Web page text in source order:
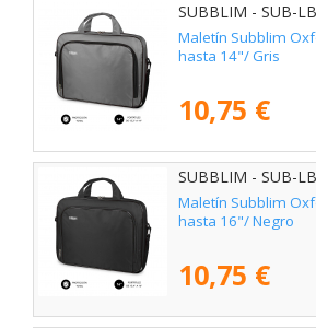
SUBBLIM - SUB-
Maletín Subblim
hasta 14"/ Gris
10,75 €
SUBBLIM - SUB-
Maletín Subblim
hasta 16"/ Negro
10,75 €